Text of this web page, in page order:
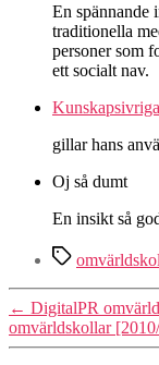
En spännande
traditionella
personer som
ett socialt nav.
gillar hans
Oj så dumt
En insikt så
Etiketter
← DigitalPR
omvärldskollar